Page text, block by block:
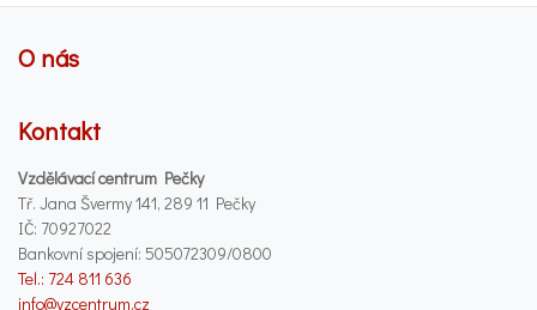
O nás
Kontakt
Vzdělávací centrum Pečky
Tř. Jana Švermy 141, 289 11 Pečky
IČ: 70927022
Bankovní spojení: 505072309/0800
Tel.: 724 811 636
info@vzcentrum.cz